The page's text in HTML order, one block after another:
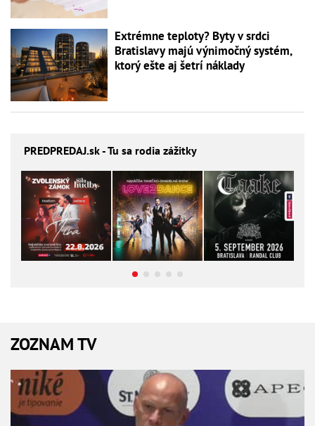
Extrémne teploty? Byty v srdci
Bratislavy majú výnimočný systém,
ktorý ešte aj šetrí náklady
PREDPREDAJ.sk - Tu sa rodia zážitky
ZOZNAM TV